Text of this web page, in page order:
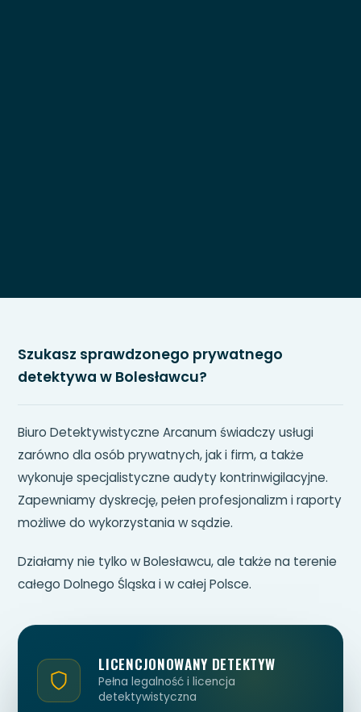
Szukasz sprawdzonego prywatnego
detektywa w Bolesławcu?
Biuro Detektywistyczne Arcanum świadczy usługi
zarówno dla osób prywatnych, jak i firm, a także
wykonuje specjalistyczne audyty kontrinwigilacyjne.
Zapewniamy dyskrecję, pełen profesjonalizm i raporty
możliwe do wykorzystania w sądzie.
Działamy nie tylko w Bolesławcu, ale także na terenie
całego Dolnego Śląska i w całej Polsce.
LICENCJONOWANY DETEKTYW
Pełna legalność i licencja
detektywistyczna